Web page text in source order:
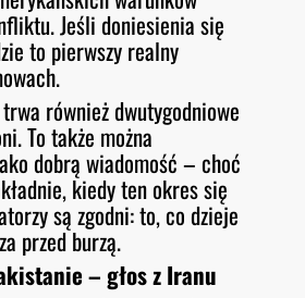
Jeśli doniesienia się
to pierwszy realny
również dwutygodniowe
To także można
dobrą wiadomość – choć
kiedy ten okres się
są zgodni: to, co dzieje
przed burzą.
– głos z Iranu